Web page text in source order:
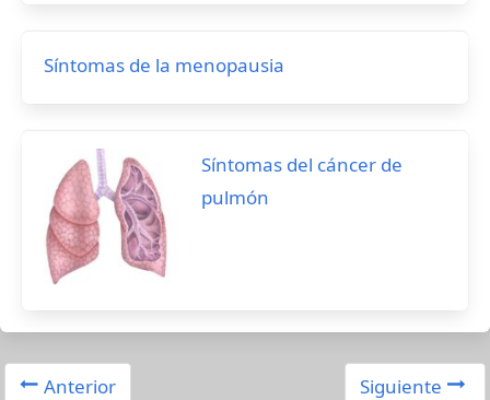
Síntomas de la menopausia
Síntomas del cáncer de
pulmón
Anterior Siguiente